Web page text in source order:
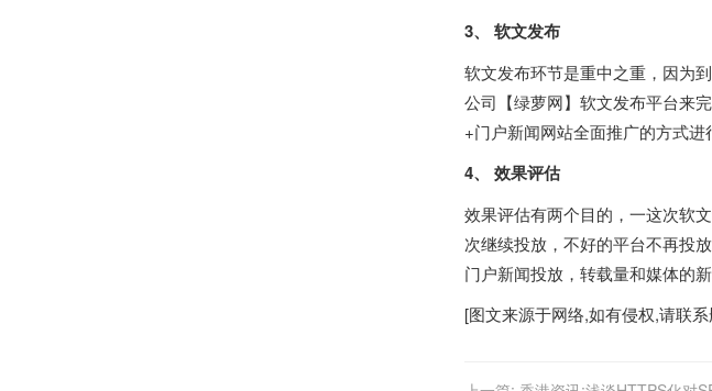
3、 软文发布
软文发布环节是重中之重，因为
公司【绿萝网】软文发布平台来
+门户新闻网站全面推广的方式进
4、 效果评估
效果评估有两个目的，一这次软
次继续投放，不好的平台不再投
门户新闻投放，转载量和媒体的
[图文来源于网络,如有侵权,请联